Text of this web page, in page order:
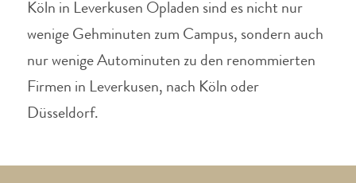
Köln in Leverkusen Opladen sind es nicht nur
wenige Gehminuten zum Campus, sondern auch
nur wenige Autominuten zu den renommierten
Firmen in Leverkusen, nach Köln oder
Düsseldorf.